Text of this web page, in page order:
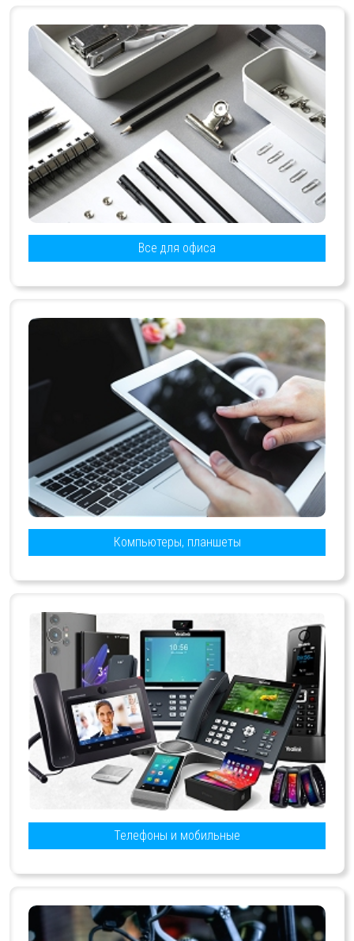
Все для офиса
Компьютеры, планшеты
Телефоны и мобильные